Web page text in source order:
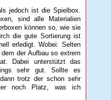
jedoch ist die Spielbox.
sind alle Materialien
können so, wie sie
die gute Sortierung ist
erledigt. Wobei: Selten
der Aufbau so extrem
Dabei unterstützt das
sehr gut. Sollte es
trotz der schon sehr
noch Platz, was ich